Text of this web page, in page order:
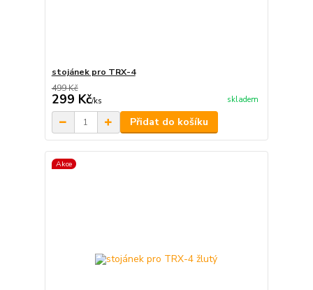
stojánek pro TRX-4
499 Kč
299 Kč/ks skladem
Přidat do košíku
Akce